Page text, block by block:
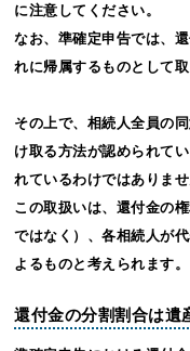
に注意してください。
なお、準確定申告では、
れに帰属するものとして取
その上で、相続人全員の
け取る方法が認められて
れているわけではありませ
この取扱いは、還付金の
ではなく）、各相続人が
よるものと考えられます。
還付金の分割割合は遺